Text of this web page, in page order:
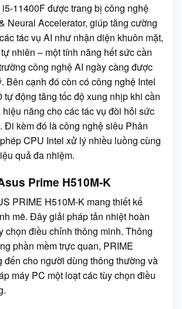
11400F được trang bị công nghệ
Neural Accelerator, giúp tăng cường
tác vụ AI như nhận diện khuôn mặt,
nhiên – một tính năng hết sức cần
công nghệ AI ngày càng được
Bên cạnh đó còn có công nghệ Intel
tự động tăng tốc độ xung nhịp khi cần
năng cho các tác vụ đòi hỏi sức
Đi kèm đó là công nghệ siêu Phân
CPU Intel xử lý nhiều luồng cùng
quả đa nhiệm.
Prime H510M-K
PRIME H510M-K mang thiết kế
mẽ. Đây giải pháp tản nhiệt hoàn
chọn điều chỉnh thông minh. Thông
phần mềm trực quan, PRIME
đến cho người dùng thông thường và
máy PC một loạt các tùy chọn điều